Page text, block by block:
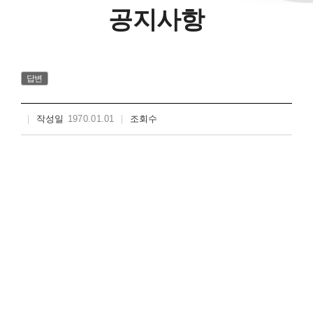
공지사항
답변
작성일 1970.01.01 조회수